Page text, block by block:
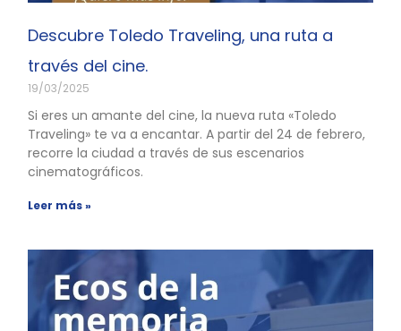
Descubre Toledo Traveling, una ruta a
través del cine.
19/03/2025
Si eres un amante del cine, la nueva ruta «Toledo
Traveling» te va a encantar. A partir del 24 de febrero,
recorre la ciudad a través de sus escenarios
cinematográficos.
Leer más »